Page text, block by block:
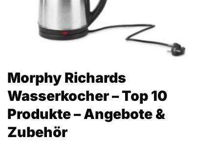
Morphy Richards
Wasserkocher – Top 10
Produkte – Angebote &
Zubehör